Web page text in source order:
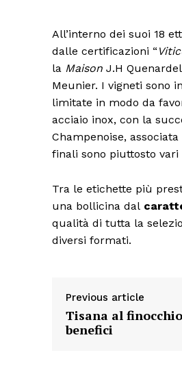
All’interno dei suoi 18
dalle certificazioni “
la Maison J.H
Meunier. I vigneti sono
limitate in modo da
acciaio inox, con la
Champenoise,
finali sono piuttosto vari
Tra le etichette più
una bollicina dal
qualità di tutta la
diversi formati.
Previous article
Tisana al
benefici